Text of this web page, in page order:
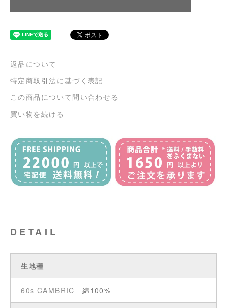
返品について
特定商取引法に基づく表記
この商品について問い合わせる
買い物を続ける
DETAIL
生地種
60s CAMBRIC 綿100%